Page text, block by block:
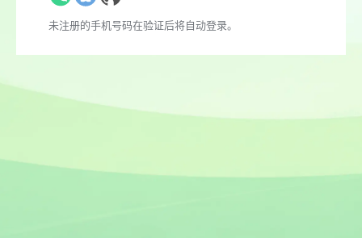
未注册的手机号码在验证后将自动登录。